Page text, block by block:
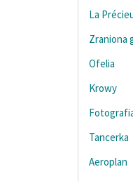
La
Zraniona
Ofelia
Krowy
Tancerka
Aeroplan